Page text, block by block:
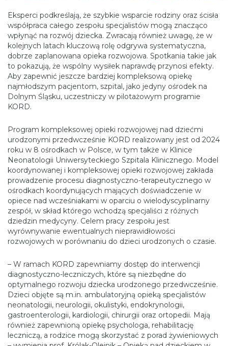
Eksperci podkreślają, że szybkie wsparcie rodziny oraz ścisła
współpraca całego zespołu specjalistów mogą znacząco
wpłynąć na rozwój dziecka. Zwracają również uwagę, że w
kolejnych latach kluczową rolę odgrywa systematyczna,
dobrze zaplanowana opieka rozwojowa. Spotkania takie jak
to pokazują, że wspólny wysiłek naprawdę przynosi efekty.
Aby zapewnić jeszcze bardziej kompleksową opiekę
najmłodszym pacjentom, szpital, jako jedyny ośrodek na
Dolnym Śląsku, uczestniczy w pilotażowym programie
KORD.
Program kompleksowej opieki rozwojowej nad dziećmi
urodzonymi przedwcześnie KORD realizowany jest od 2024
roku w 8 ośrodkach w Polsce, w tym także w Klinice
Neonatologii Uniwersyteckiego Szpitala Klinicznego. Model
koordynowanej i kompleksowej opieki rozwojowej zakłada
prowadzenie procesu diagnostyczno-terapeutycznego w
ośrodkach koordynujących mających doświadczenie w
opiece nad wcześniakami w oparciu o wielodyscyplinarny
zespół, w skład którego wchodzą specjaliści z różnych
dziedzin medycyny. Celem pracy zespołu jest
wyrównywanie ewentualnych nieprawidłowości
rozwojowych w porównaniu do dzieci urodzonych o czasie.
– W ramach KORD zapewniamy dostęp do interwencji
diagnostyczno-leczniczych, które są niezbędne do
optymalnego rozwoju dziecka urodzonego przedwcześnie.
Dzieci objęte są m.in. ambulatoryjną opieką specjalistów
neonatologii, neurologii, okulistyki, endokrynologii,
gastroenterologii, kardiologii, chirurgii oraz ortopedii. Mają
również zapewnioną opiekę psychologa, rehabilitację
leczniczą, a rodzice mogą skorzystać z porad żywieniowych